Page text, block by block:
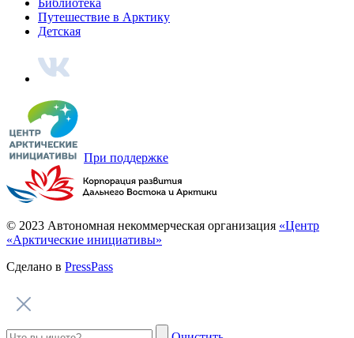
Найдено 0совпадений
Пользователи часто ищут
Коряки
Арктика
Дети Арктики
Нганасанский язык
Ительмены
Эвенки
Энцы
Чукчи
Юкагиры
Вепсы
Все категории
О главном
Языковые курсы
Видеоэкскурсии